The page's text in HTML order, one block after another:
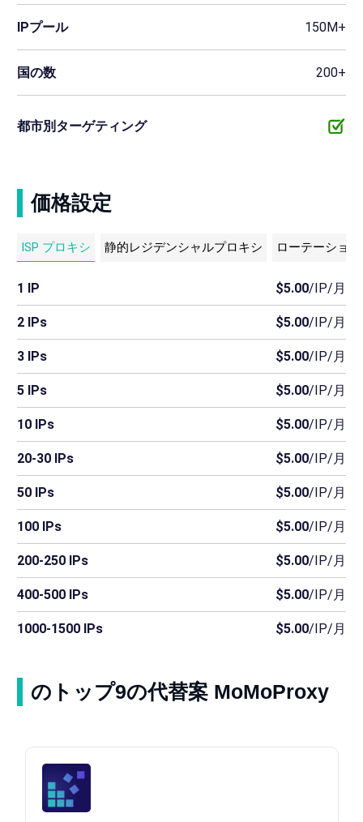
IPプール 150M+
国の数 200+
都市別ターゲティング
価格設定
ISP プロキシ 静的レジデンシャルプロキシ ローテーショ
1 IP $5.00/IP/月
2 IPs $5.00/IP/月
3 IPs $5.00/IP/月
5 IPs $5.00/IP/月
10 IPs $5.00/IP/月
20-30 IPs $5.00/IP/月
50 IPs $5.00/IP/月
100 IPs $5.00/IP/月
200-250 IPs $5.00/IP/月
400-500 IPs $5.00/IP/月
1000-1500 IPs $5.00/IP/月
のトップ9の代替案 MoMoProxy